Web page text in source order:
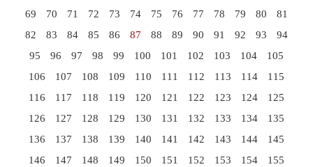
69
70 71 72 73 74 75 76 77 78 79 80
81
82
83 84 85 86 87 88 89 90 91 92 93
94
95
96 97 98 99 100 101 102 103 104
105
106
107 108 109 110 111 112 113 114
115
116
117 118 119 120 121 122 123 124
125
126
127 128 129 130 131 132 133 134
135
136
137 138 139 140 141 142 143 144
145
146
147 148 149 150 151 152 153 154
155